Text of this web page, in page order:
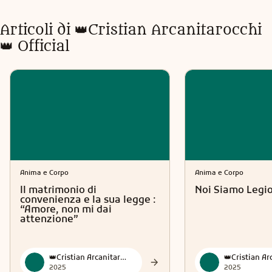
Articoli di 👑Cristian Arcanitarocchi
👑 Official
Anima e Corpo
Il matrimonio di
convenienza e la sua legge :
“Amore, non mi dai
attenzione”
👑Cristian Arcanitarocchi👑 Official
2025
Anima e Corpo
Noi Siamo
2025